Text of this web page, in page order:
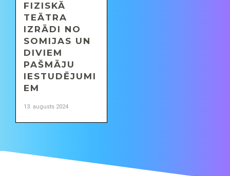
FIZISKĀ
TEĀTRA
IZRĀDI NO
SOMIJAS UN
DIVIEM
PAŠMĀJU
IESTUDĒJUMI
EM
13. augusts 2024